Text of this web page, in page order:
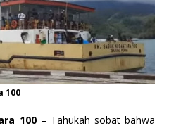
100
100– Tahukah sobat bahwa